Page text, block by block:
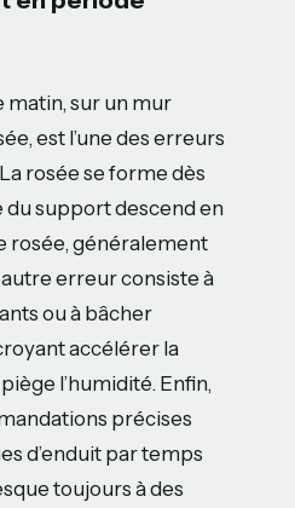
matin, sur un mur
est l’une des erreurs
rosée se forme dès
support descend en
rosée, généralement
erreur consiste à
ou à bâcher
accélérer la
l’humidité. Enfin,
précises
d’enduit par temps
toujours à des